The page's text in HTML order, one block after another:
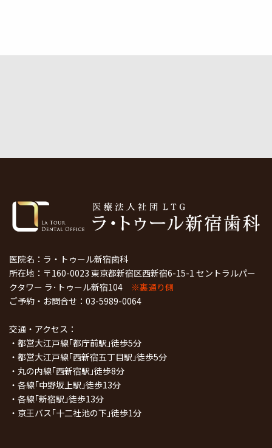
医院名：ラ・トゥール新宿歯科
所在地：〒160-0023 東京都新宿区西新宿6-15-1 セントラルパー
クタワー ラ･トゥール新宿104 ※裏通り側
ご予約・お問合せ： 03-5989-0064
交通・アクセス：
・都営大江戸線｢都庁前駅｣徒歩5分
・都営大江戸線｢西新宿五丁目駅｣徒歩5分
・丸の内線｢西新宿駅｣徒歩8分
・各線｢中野坂上駅｣徒歩13分
・各線｢新宿駅｣徒歩13分
・京王バス｢十二社池の下｣徒歩1分